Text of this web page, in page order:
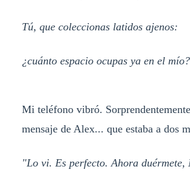
Tú, que coleccionas latidos ajenos:
¿cuánto espacio ocupas ya en el
Mi teléfono vibró.
mensaje de Alex... que estaba a dos
"Lo vi. Es perfecto. Ahora duérmete,